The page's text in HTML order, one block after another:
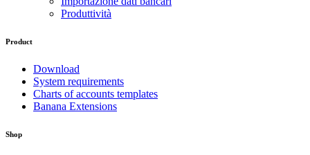
Produttività
Product
Download
System requirements
Charts of accounts templates
Banana Extensions
Shop